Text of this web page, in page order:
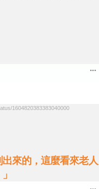
1604820383383040000
出來的，這麼看來老人